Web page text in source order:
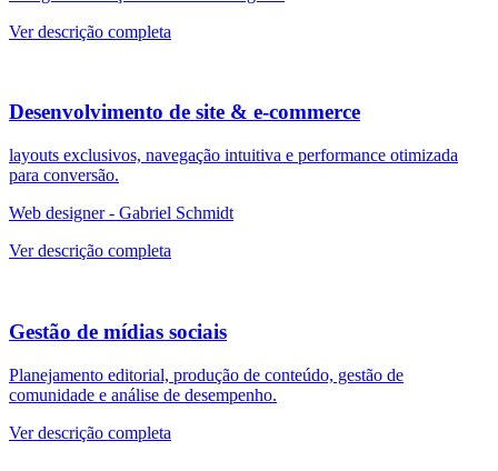
Ver descrição completa
Desenvolvimento de site & e-commerce
layouts exclusivos, navegação intuitiva e performance otimizada
para conversão.
Web designer - Gabriel Schmidt
Ver descrição completa
Gestão de mídias sociais
Planejamento editorial, produção de conteúdo, gestão de
comunidade e análise de desempenho.
Ver descrição completa